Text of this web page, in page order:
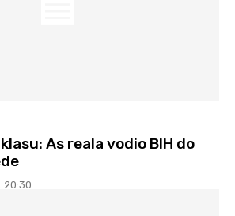
As reala vodio BIH do
20:30